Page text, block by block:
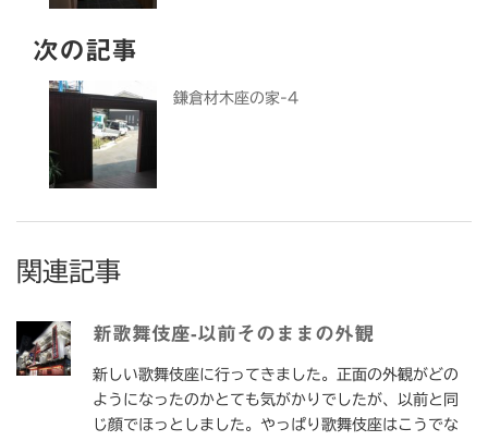
次の記事
鎌倉材木座の家-4
関連記事
新歌舞伎座-以前そのままの外観
新しい歌舞伎座に行ってきました。正面の外観がどの
ようになったのかとても気がかりでしたが、以前と同
じ顔でほっとしました。やっぱり歌舞伎座はこうでな